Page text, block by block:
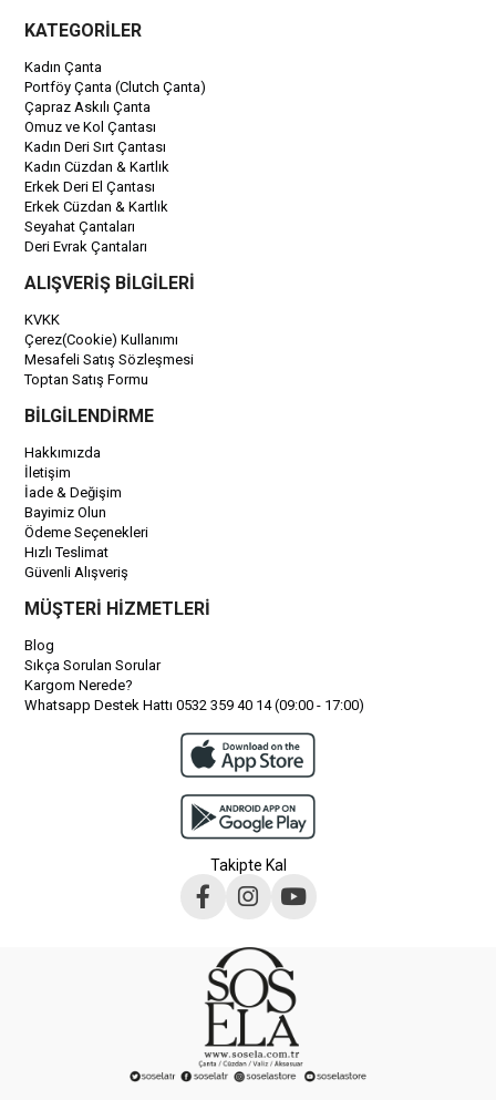
KATEGORİLER
Kadın Çanta
Portföy Çanta (Clutch Çanta)
Çapraz Askılı Çanta
Omuz ve Kol Çantası
Kadın Deri Sırt Çantası
Kadın Cüzdan & Kartlık
Erkek Deri El Çantası
Erkek Cüzdan & Kartlık
Seyahat Çantaları
Deri Evrak Çantaları
ALIŞVERİŞ BİLGİLERİ
KVKK
Çerez(Cookie) Kullanımı
Mesafeli Satış Sözleşmesi
Toptan Satış Formu
BİLGİLENDİRME
Hakkımızda
İletişim
İade & Değişim
Bayimiz Olun
Ödeme Seçenekleri
Hızlı Teslimat
Güvenli Alışveriş
MÜŞTERİ HİZMETLERİ
Blog
Sıkça Sorulan Sorular
Kargom Nerede?
Whatsapp Destek Hattı 0532 359 40 14 (09:00 - 17:00)
Takipte Kal